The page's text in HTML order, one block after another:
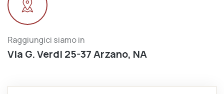
Raggiungici siamo in
Via G. Verdi 25-37 Arzano, NA